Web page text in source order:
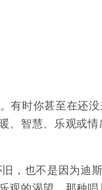
有时你甚至在还
智慧、乐观或
，也不是因为迪